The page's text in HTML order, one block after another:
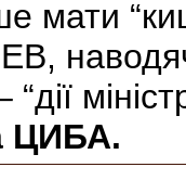
мати
– “дії
ЦИБА.